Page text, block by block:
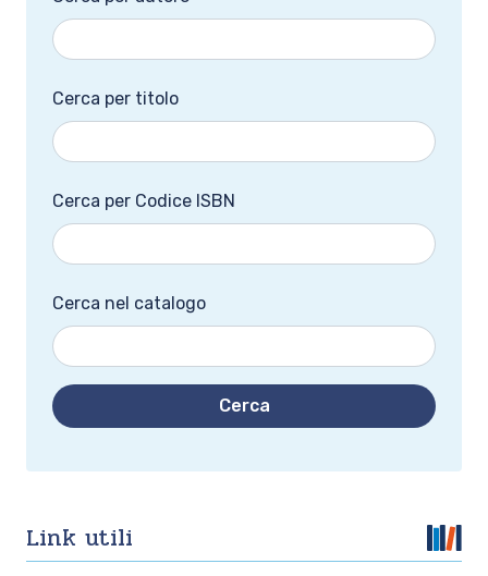
Cerca per titolo
Cerca per Codice ISBN
Cerca nel catalogo
Cerca
Link utili